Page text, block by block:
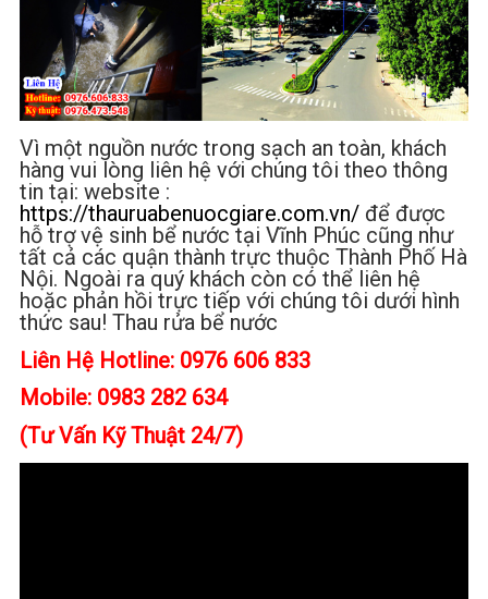
Vì một nguồn nước trong sạch an toàn, khách
hàng vui lòng liên hệ với chúng tôi theo thông
tin tại: website :
https://thauruabenuocgiare.com.vn/ để được
hỗ trợ vệ sinh bể nước tại Vĩnh Phúc cũng như
tất cả các quận thành trực thuộc Thành Phố Hà
Nội. Ngoài ra quý khách còn có thể liên hệ
hoặc phản hồi trực tiếp với chúng tôi dưới hình
thức sau! Thau rửa bể nước
Liên Hệ Hotline: 0976 606 833
Mobile: 0983 282 634
(Tư Vấn Kỹ Thuật 24/7)